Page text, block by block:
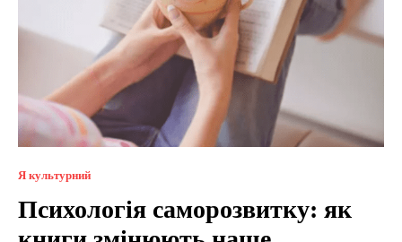
Я культурний
Психологія саморозвитку: як